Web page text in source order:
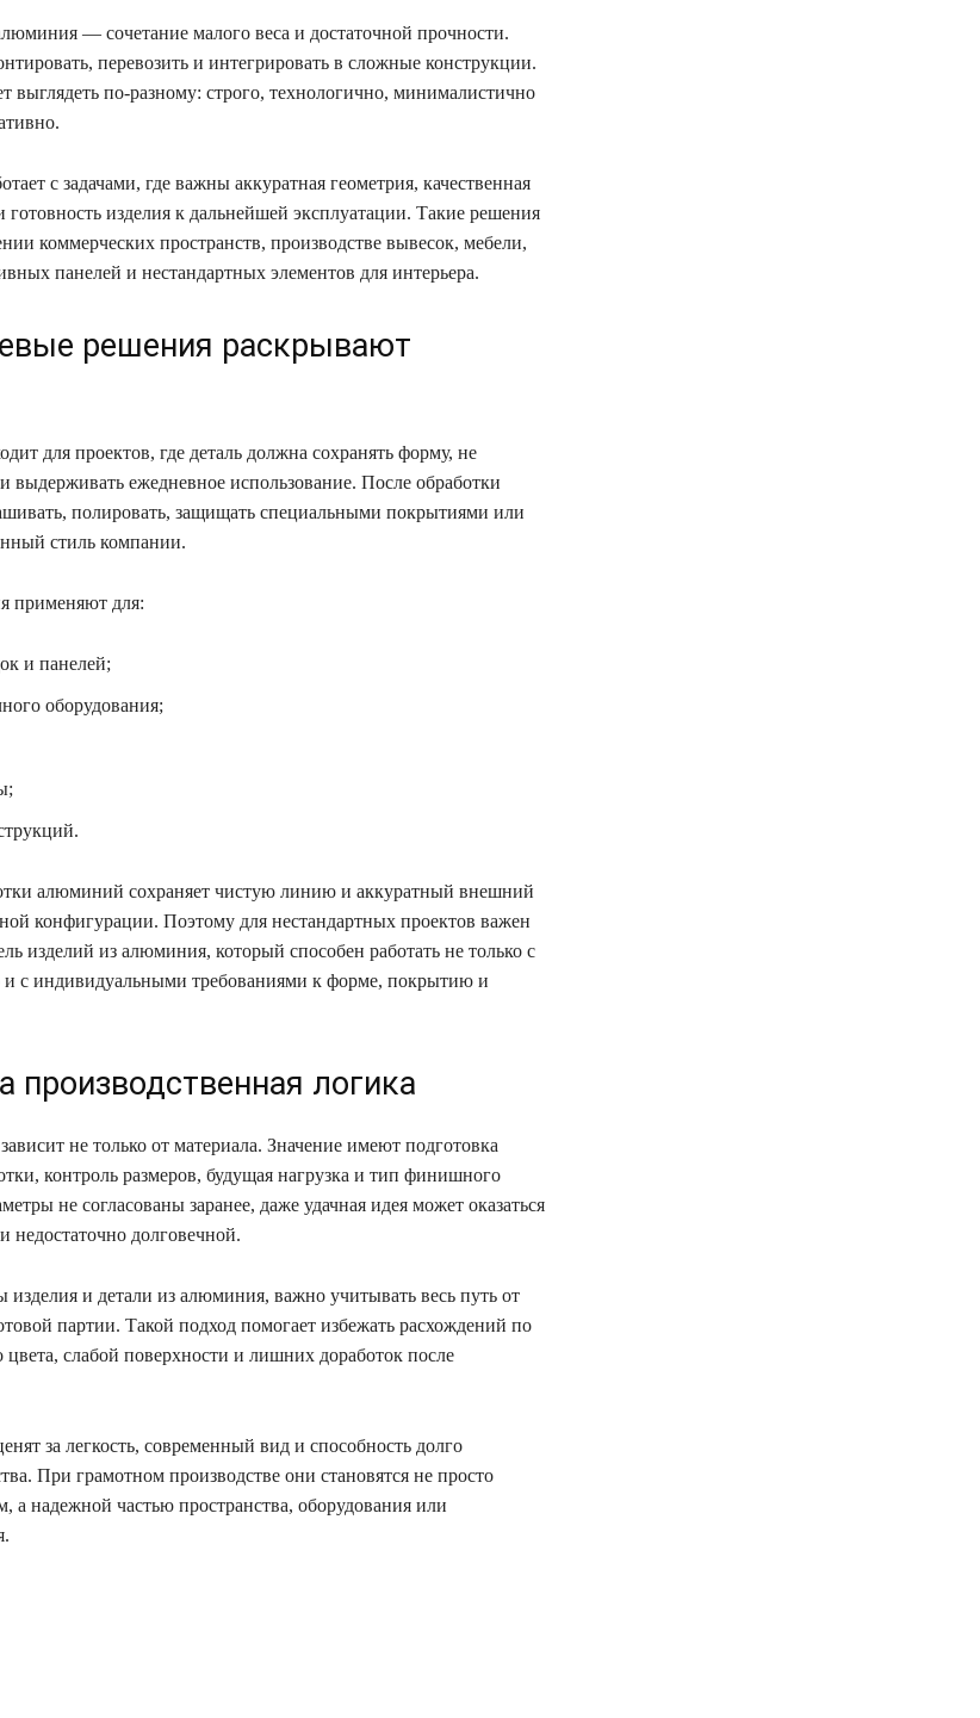
— сочетание малого веса и достаточной прочности.
перевозить и интегрировать в сложные конструкции.
выглядеть по-разному: строго, технологично, минималистично
с задачами, где важны аккуратная геометрия, качественная
готовность изделия к дальнейшей эксплуатации. Такие решения
коммерческих пространств, производстве вывесок, мебели,
панелей и нестандартных элементов для интерьера.
решения раскрывают
для проектов, где деталь должна сохранять форму, не
выдерживать ежедневное использование. После обработки
полировать, защищать специальными покрытиями или
стиль компании.
применяют для:
и панелей;
оборудования;
алюминий сохраняет чистую линию и аккуратный внешний
конфигурации. Поэтому для нестандартных проектов важен
изделий из алюминия, который способен работать не только с
и с индивидуальными требованиями к форме, покрытию и
производственная логика
не только от материала. Значение имеют подготовка
контроль размеров, будущая нагрузка и тип финишного
не согласованы заранее, даже удачная идея может оказаться
недостаточно долговечной.
изделия и детали из алюминия, важно учитывать весь путь от
партии. Такой подход помогает избежать расхождений по
цвета, слабой поверхности и лишних доработок после
за легкость, современный вид и способность долго
При грамотном производстве они становятся не просто
а надежной частью пространства, оборудования или